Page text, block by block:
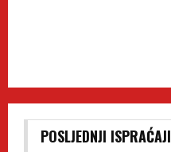
POSLJEDNJI ISPRAĆAJI